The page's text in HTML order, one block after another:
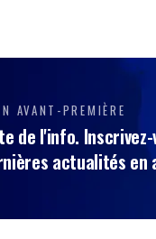
AVANT-PREMIÈRE
de l'info.
actualités en